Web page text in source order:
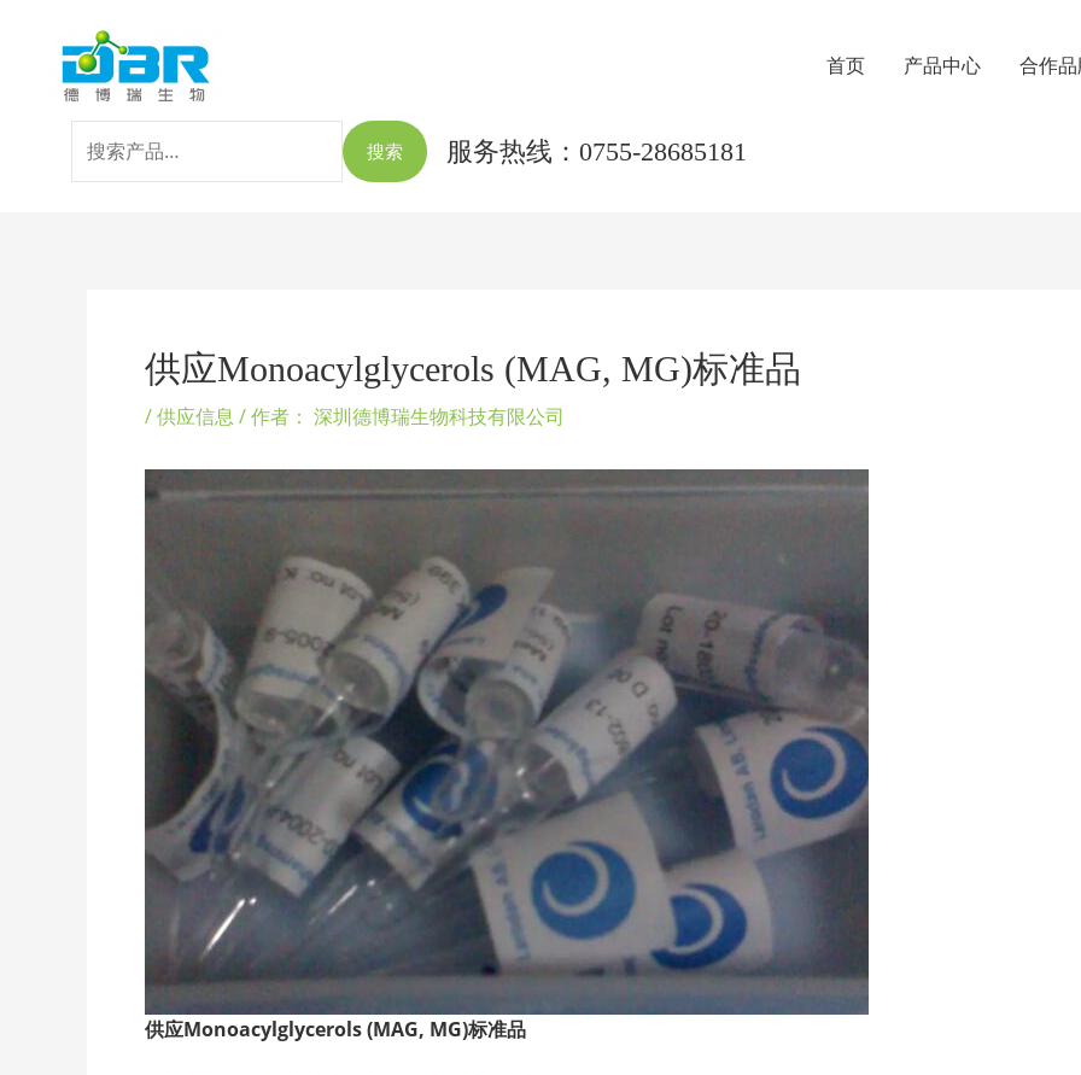
首页 产品中心 合作
索：
搜索 服务热线：0755-28685181
供应Monoacylglycerols (MAG, MG)标准品
/供应信息 / 作者： 深圳德博瑞生物科技有限公司
供应Monoacylglycerols (MAG, MG)标准品